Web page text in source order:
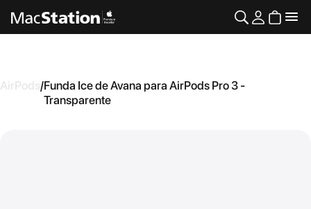
AirPods/Funda Ice de Avana para AirPods Pro 3 -
Transparente